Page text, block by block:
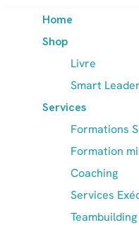
Home
Shop
Livre
Smart
Services
Formations
Formation
Coaching
Services
Teambuilding